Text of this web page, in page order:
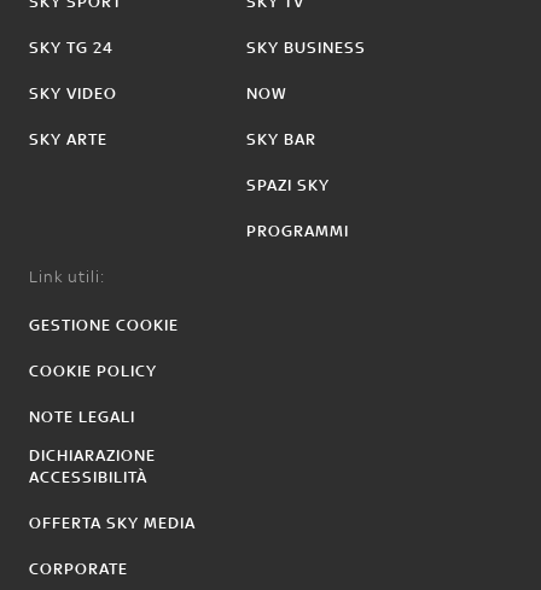
SKY TG 24
SKY VIDEO
SKY ARTE
SKY BUSINESS
NOW
SKY BAR
SPAZI SKY
PROGRAMMI
Link utili:
GESTIONE COOKIE
COOKIE POLICY
NOTE LEGALI
DICHIARAZIONE
ACCESSIBILITÀ
OFFERTA SKY MEDIA
CORPORATE